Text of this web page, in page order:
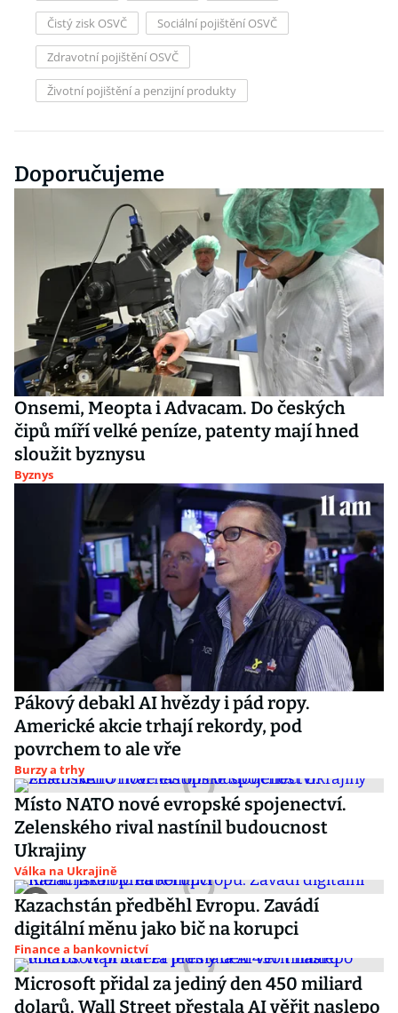
Čistý zisk OSVČ Sociální pojištění OSVČ
Zdravotní pojištění OSVČ
Životní pojištění a penzijní produkty
Doporučujeme
Onsemi, Meopta i Advacam. Do českých
čipů míří velké peníze, patenty mají hned
sloužit byznysu
Byznys
Pákový debakl AI hvězdy i pád ropy.
Americké akcie trhají rekordy, pod
povrchem to ale vře
Burzy a trhy
Místo NATO nové evropské spojenectví.
Zelenského rival nastínil budoucnost
Ukrajiny
Válka na Ukrajině
Kazachstán předběhl Evropu. Zavádí
digitální měnu jako bič na korupci
Finance a bankovnictví
Microsoft přidal za jediný den 450 miliard
dolarů. Wall Street přestala AI věřit naslepo